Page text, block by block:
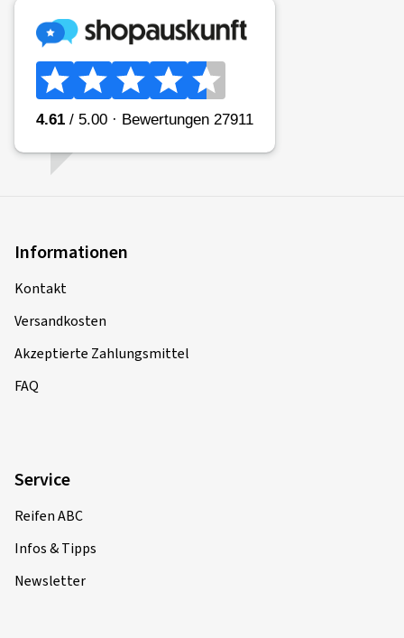
Informationen
Kontakt
Versandkosten
Akzeptierte Zahlungsmittel
FAQ
Service
Reifen ABC
Infos & Tipps
Newsletter